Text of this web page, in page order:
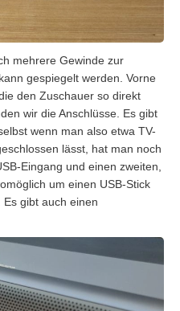
mehrere Gewinde zur
gespiegelt werden. Vorne
den Zuschauer so direkt
wir die Anschlüsse. Es gibt
selbst wenn man also etwa TV-
lässt, hat man noch
Eingang und einen zweiten,
um einen USB-Stick
gibt auch einen